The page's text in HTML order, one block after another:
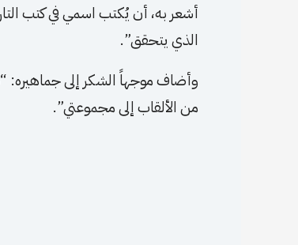
أشعر به، أن يُكتب اسمي في كتب
الذي يتحقق”.
وأضاف موجهاً الشكر إلى جماهيره:
من الألقاب إلى مجموعتي”.